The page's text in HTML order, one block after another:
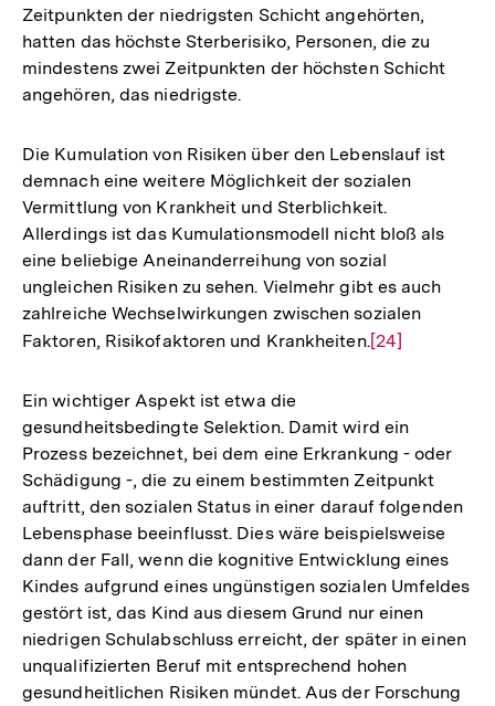
Zeitpunkten der niedrigsten Schicht angehörten,
hatten das höchste Sterberisiko, Personen, die zu
mindestens zwei Zeitpunkten der höchsten Schicht
angehören, das niedrigste.
Die Kumulation von Risiken über den Lebenslauf ist
demnach eine weitere Möglichkeit der sozialen
Vermittlung von Krankheit und Sterblichkeit.
Allerdings ist das Kumulationsmodell nicht bloß als
eine beliebige Aneinanderreihung von sozial
ungleichen Risiken zu sehen. Vielmehr gibt es auch
zahlreiche Wechselwirkungen zwischen sozialen
Faktoren, Risikofaktoren und Krankheiten.Zur
Fußnote
[24]
Ein wichtiger Aspekt ist etwa die
gesundheitsbedingte Selektion. Damit wird ein
Prozess bezeichnet, bei dem eine Erkrankung - oder
Schädigung -, die zu einem bestimmten Zeitpunkt
auftritt, den sozialen Status in einer darauf folgenden
Lebensphase beeinflusst. Dies wäre beispielsweise
dann der Fall, wenn die kognitive Entwicklung eines
Kindes aufgrund eines ungünstigen sozialen Umfeldes
gestört ist, das Kind aus diesem Grund nur einen
niedrigen Schulabschluss erreicht, der später in einen
unqualifizierten Beruf mit entsprechend hohen
gesundheitlichen Risiken mündet. Aus der Forschung